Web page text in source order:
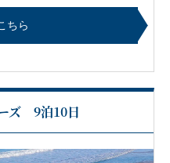
ちら
ズ 9泊10日